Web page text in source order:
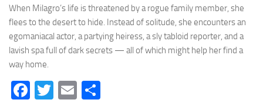
When Milagro’s life is threatened by a rogue family member, she
flees to the desert to hide. Instead of solitude, she encounters an
egomaniacal actor, a partying heiress, a sly tabloid reporter, and a
lavish spa full of dark secrets — all of which might help her find a
way home.
Facebook
Twitter
Email